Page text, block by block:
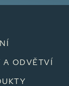
A ODVĚTVÍ